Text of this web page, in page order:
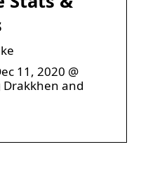
11, 2020 @
and